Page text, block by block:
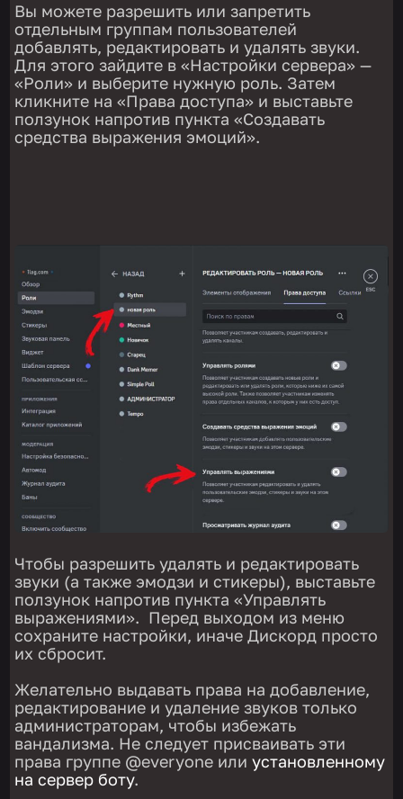
Вы можете разрешить или запретить
отдельным группам пользователей
добавлять, редактировать и удалять звуки.
Для этого зайдите в «Настройки сервера» —
«Роли» и выберите нужную роль. Затем
кликните на «Права доступа» и выставьте
ползунок напротив пункта «Создавать
средства выражения эмоций».
Чтобы разрешить удалять и редактировать
звуки (а также эмодзи и стикеры), выставьте
ползунок напротив пункта «Управлять
выражениями». Перед выходом из меню
сохраните настройки, иначе Дискорд просто
их сбросит.
Желательно выдавать права на добавление,
редактирование и удаление звуков только
администраторам, чтобы избежать
вандализма. Не следует присваивать эти
права группе @everyone илиустановленному
на сервер боту.